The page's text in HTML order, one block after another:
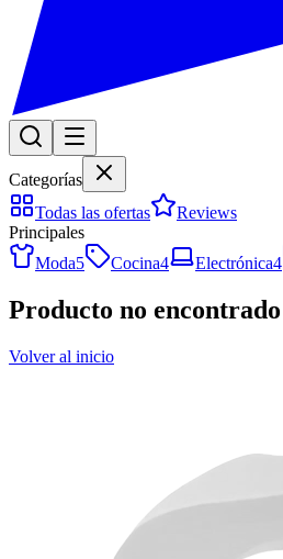
Categorías
Todas las ofertas
Reviews
Principales
Moda5 Cocina4 Electrónica4
Producto no encontrado
Volver al inicio